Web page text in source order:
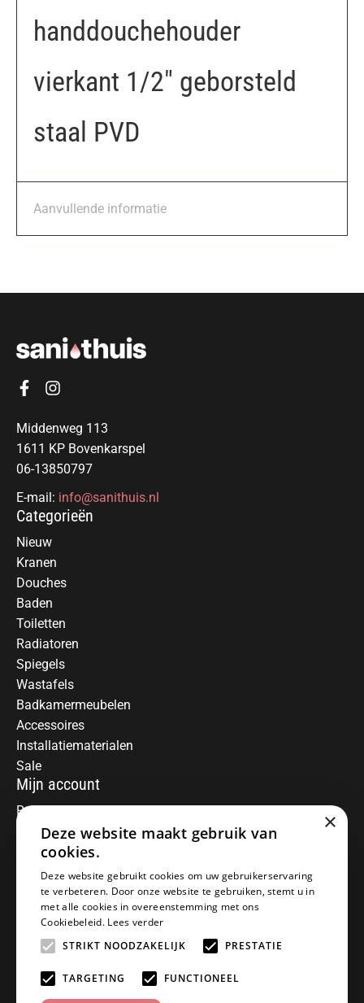
handdouchehouder
vierkant 1/2″ geborsteld
staal PVD
Aanvullende informatie
Middenweg 113
1611 KP Bovenkarspel
06-13850797
E-mail: info@sanithuis.nl
Categorieën
Nieuw
Kranen
Douches
Baden
Toiletten
Radiatoren
Spiegels
Wastafels
Badkamermeubelen
Accessoires
Installatiematerialen
Sale
Mijn account
Registreren
Mijn bestellingen
Informatie
Over ons
Algemene voorwaarden
Disclaimer
Privacy Policy
Betaalmethoden
Retourneren
Klantenservice
×
Deze website maakt gebruik van
cookies.
Deze website gebruikt cookies om uw gebruikerservaring
te verbeteren. Door onze website te gebruiken, stemt u in
met alle cookies in overeenstemming met ons
Cookiebeleid. Lees verder
STRIKT NOODZAKELIJK
PRESTATIE
TARGETING FUNCTIONEEL